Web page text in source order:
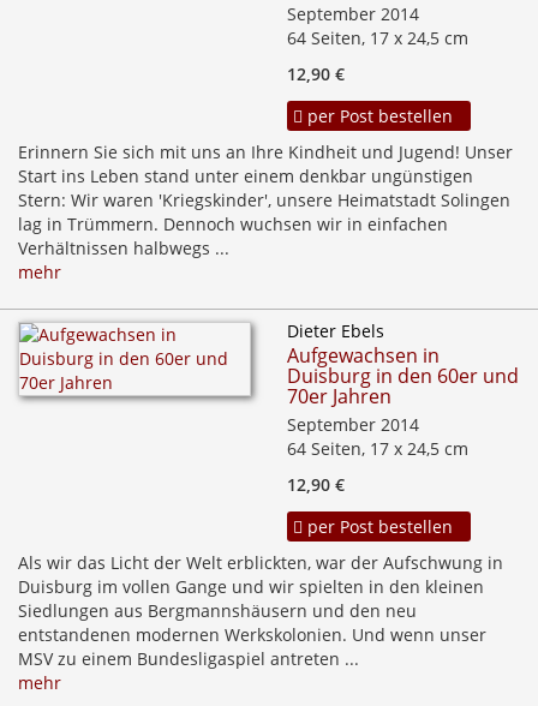
September 2014
64 Seiten, 17 x 24,5 cm
12,90 €
per Post bestellen
Erinnern Sie sich mit uns an Ihre Kindheit und Jugend! Unser
Start ins Leben stand unter einem denkbar ungünstigen
Stern: Wir waren 'Kriegskinder', unsere Heimatstadt Solingen
lag in Trümmern. Dennoch wuchsen wir in einfachen
Verhältnissen halbwegs ...
mehr
Dieter Ebels
Aufgewachsen in
Duisburg in den 60er und
70er Jahren
September 2014
64 Seiten, 17 x 24,5 cm
12,90 €
per Post bestellen
Als wir das Licht der Welt erblickten, war der Aufschwung in
Duisburg im vollen Gange und wir spielten in den kleinen
Siedlungen aus Bergmannshäusern und den neu
entstandenen modernen Werkskolonien. Und wenn unser
MSV zu einem Bundesligaspiel antreten ...
mehr